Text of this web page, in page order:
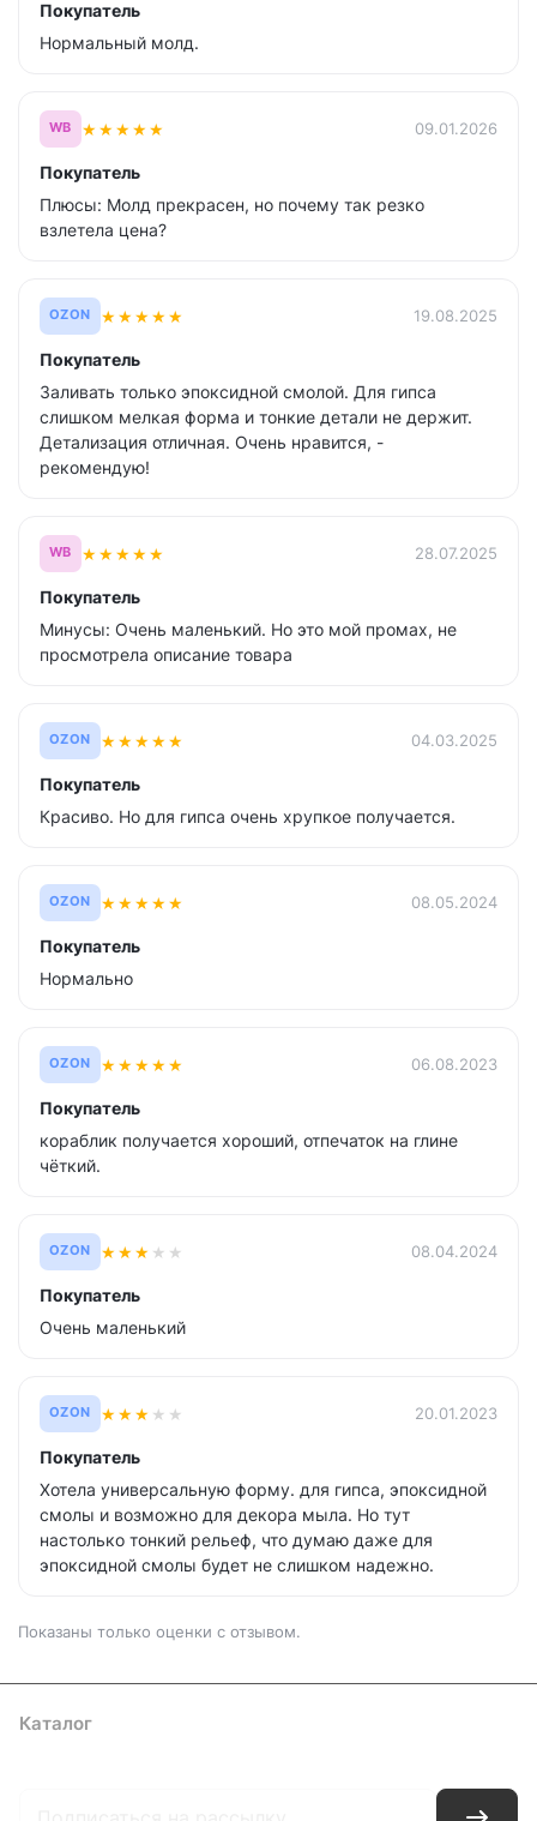
Покупатель
Нормальный молд.
WB ★★★★★ 09.01.2026
Покупатель
Плюсы: Молд прекрасен, но почему так резко
взлетела цена?
OZON ★★★★★ 19.08.2025
Покупатель
Заливать только эпоксидной смолой. Для гипса
слишком мелкая форма и тонкие детали не держит.
Детализация отличная. Очень нравится, -
рекомендую!
WB ★★★★★ 28.07.2025
Покупатель
Минусы: Очень маленький. Но это мой промах, не
просмотрела описание товара
OZON ★★★★★ 04.03.2025
Покупатель
Красиво. Но для гипса очень хрупкое получается.
OZON ★★★★★ 08.05.2024
Покупатель
Нормально
OZON ★★★★★ 06.08.2023
Покупатель
кораблик получается хороший, отпечаток на глине
чёткий.
OZON ★★★ ★ ★ 08.04.2024
Покупатель
Очень маленький
OZON ★★★ ★ ★ 20.01.2023
Покупатель
Хотела универсальную форму. для гипса, эпоксидной
смолы и возможно для декора мыла. Но тут
настолько тонкий рельеф, что думаю даже для
эпоксидной смолы будет не слишком надежно.
Показаны только оценки с отзывом.
Каталог